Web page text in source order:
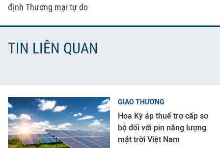
định Thương mại tự do
TIN LIÊN QUAN
GIAO THƯƠNG
Hoa Kỳ áp thuế trợ cấp sơ
bộ đối với pin năng lượng
mặt trời Việt Nam